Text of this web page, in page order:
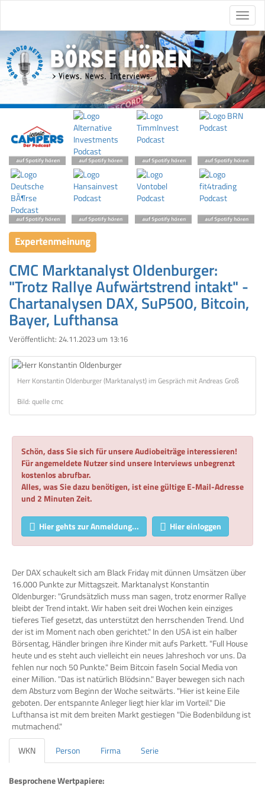
Expertenmeinung
CMC Marktanalyst Oldenburger:
"Trotz Rallye Aufwärtstrend intakt" -
Chartanalysen DAX, SuP500, Bitcoin,
Bayer, Lufthansa
Veröffentlicht: 24.11.2023 um 13:16
Herr Konstantin Oldenburger (Marktanalyst) im Gespräch mit Andreas Groß
Bild: quelle cmc
Schön, dass Sie sich für unsere Audiobeiträge interessieren!
Für angemeldete Nutzer sind unsere Interviews unbegrenzt
kostenlos abrufbar.
Alles, was Sie dazu benötigen, ist eine gültige E-Mail-Adresse
und 2 Minuten Zeit.
Hier gehts zur Anmeldung... Hier einloggen
Der DAX schaukelt sich am Black Friday mit dünnen Umsätzen über
16.000 Punkte zur Mittagszeit. Marktanalyst Konstantin
Oldenburger: "Grundsätzlich muss man sagen, trotz enormer Rallye
bleibt der Trend intakt. Wir haben seit drei Wochen kein einziges
tieferes Tief gesetzt, das unterstützt den herrschenden Trend. Und
der ist im Moment nach oben gerichtet." In den USA ist ein halber
Börsentag, Händler bringen ihre Kinder mit aufs Parkett. "Full House
heute und es steht auch vielleicht ein neues Jahreshoch vor uns. Da
fehlen nur noch 50 Punkte." Beim Bitcoin faseln Social Media von
einer Million. "Das ist natürlich Blödsinn." Bayer bewegen sich nach
dem Absturz vom Beginn der Woche seitwärts. "Hier ist keine Eile
geboten. Der entspannte Anleger liegt hier klar im Vorteil." Die
Lufthansa ist mit dem breiten Markt gestiegen "Die Bodenbildung ist
mutmachend."
WKN
Person Firma Serie
Besprochene Wertpapiere: